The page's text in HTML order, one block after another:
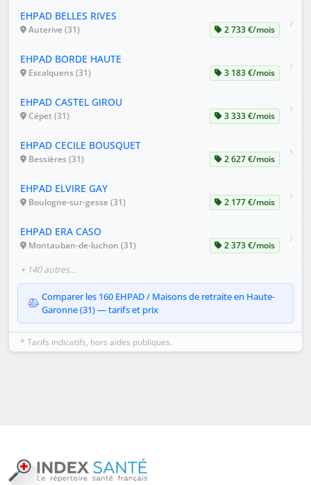
EHPAD BELLES RIVES
Auterive (31) 2 733 €/mois
EHPAD BORDE HAUTE
Escalquens (31) 3 183 €/mois
EHPAD CASTEL GIROU
Cépet (31) 3 333 €/mois
EHPAD CECILE BOUSQUET
Bessières (31) 2 627 €/mois
EHPAD ELVIRE GAY
Boulogne-sur-gesse (31) 2 177 €/mois
EHPAD ERA CASO
Montauban-de-luchon (31) 2 373 €/mois
+ 140 autres…
Comparer les 160 EHPAD / Maisons de retraite en Haute-
Garonne (31) — tarifs et prix
* Tarifs indicatifs, hors aides publiques.